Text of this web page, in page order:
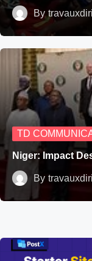
By
TD
Niger: Impact
By